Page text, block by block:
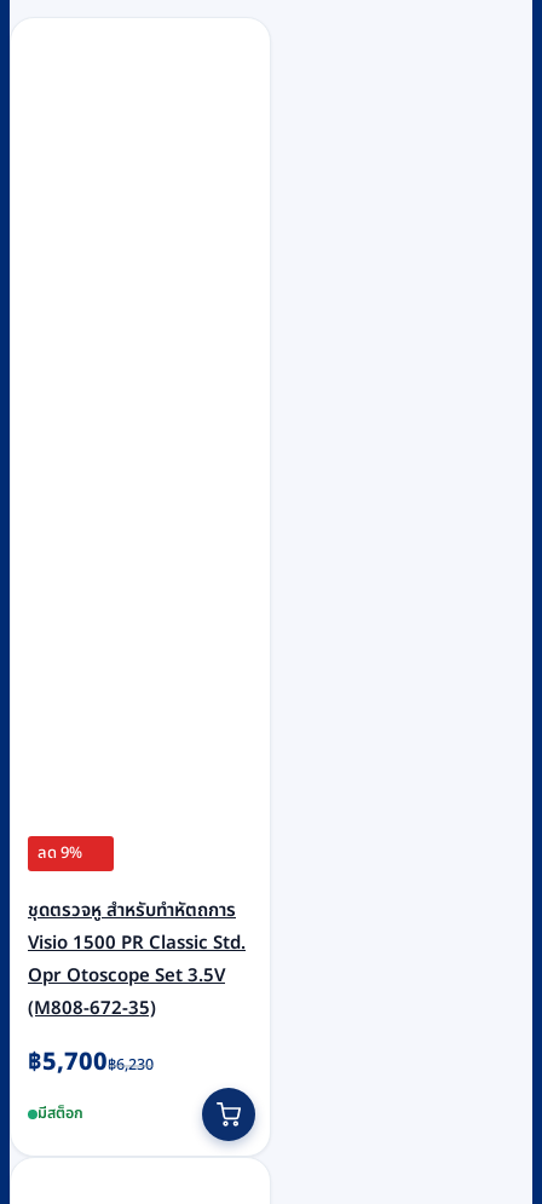
ลด 9%
ชุดตรวจหู สำหรับทำหัตถการ
Visio 1500 PR Classic Std.
Opr Otoscope Set 3.5V
(M808-672-35)
฿6,230
Original
was:
฿6,230.
฿5,700
Current
is:
฿5,700.
มีสต็อก